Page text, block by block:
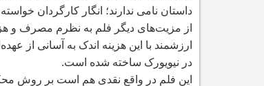
داستان نامی ندارند؛ انگار کارگردان
از مزیتهای دیگر فلم به نظرم مصرف و
ارزشمند با این هزینه اندک به آسانی از عهده
در نیویورک ساخته شده است.
این فلم در واقع نقدی هم است بر روش